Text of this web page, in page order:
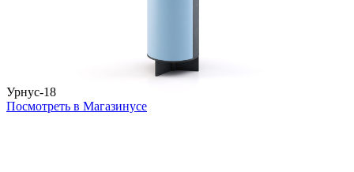
Урнус-18
Посмотреть в Магазинусе